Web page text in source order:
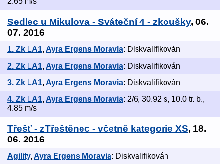
Sedlec u Mikulova - Sváteční 4 - zkoušky, 06.
07. 2016
1. Zk LA1,Ayra Ergens Moravia: Diskvalifikován
2. Zk LA1, Ayra Ergens Moravia: Diskvalifikován
3. Zk LA1,Ayra Ergens Moravia: Diskvalifikován
4. Zk LA1, Ayra Ergens Moravia: 2/6, 30.92 s, 10.0 tr. b.,
4.85 m/s
Třešť - zTřeštěnec - včetně kategorie XS, 18.
06. 2016
Agility,Ayra Ergens Moravia: Diskvalifikován